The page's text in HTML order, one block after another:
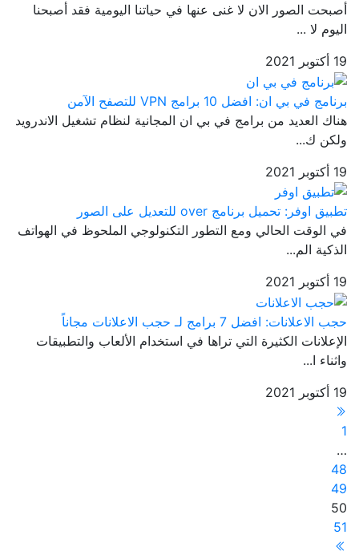
أصبحت الصور الان لا غنى عنها في حياتنا اليومية فقد أصبحنا
اليوم لا ...
19 أكتوبر 2021
برنامج في بي ان: افضل 10 برامج VPN للتصفح الآمن
هناك العديد من برامج في بي ان المجانية لنظام تشغيل الاندرويد
ولكن ك...
19 أكتوبر 2021
تطبيق اوفر: تحميل برنامج over للتعديل على الصور
في الوقت الحالي ومع التطور التكنولوجي الملحوظ في الهواتف
الذكية الم...
19 أكتوبر 2021
حجب الاعلانات: افضل 7 برامج لـ حجب الاعلانات مجاناً
الإعلانات الكثيرة التي تراها في استخدام الألعاب والتطبيقات
واثناء ا...
19 أكتوبر 2021
1
…
48
49
50
51